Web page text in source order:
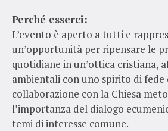
Perché esserci:
L’evento è aperto a tutti e
un’opportunità per ripensare le
quotidiane in un’ottica cristiana,
ambientali con uno spirito di fede
collaborazione con la Chiesa
l’importanza del dialogo
temi di interesse comune.